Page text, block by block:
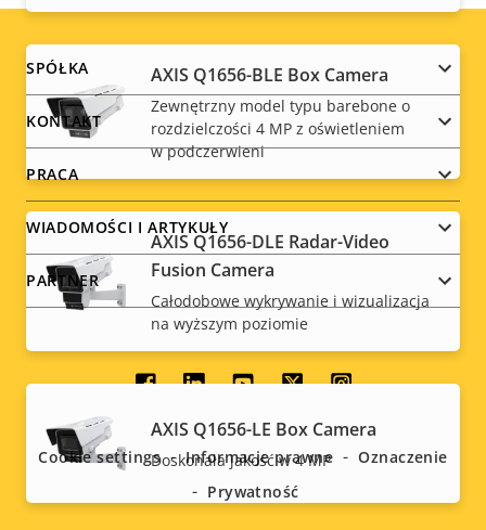
AXIS Q1656-BLE Box Camera
Zewnętrzny model typu barebone o
rozdzielczości 4 MP z oświetleniem
w podczerwieni
AXIS Q1656-DLE Radar-Video
Fusion Camera
Całodobowe wykrywanie i wizualizacja
na wyższym poziomie
AXIS Q1656-LE Box Camera
Doskonała jakość w 4 MP
Footer
menu
SPÓŁKA
KONTAKT
PRACA
WIADOMOŚCI I ARTYKUŁY
PARTNER
menu
Cookie settings Informacje prawne
Oznaczenie
Prywatność